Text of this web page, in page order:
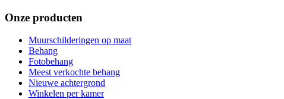
Onze producten
Muurschilderingen op maat
Behang
Fotobehang
Meest verkochte behang
Nieuwe achtergrond
Winkelen per kamer